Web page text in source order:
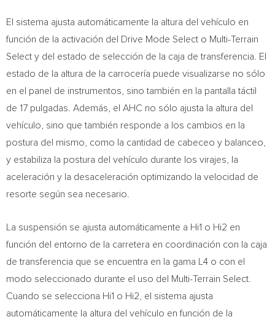
El sistema ajusta automáticamente la altura del vehículo en
función de la activación del Drive Mode Select o Multi-Terrain
Select y del estado de selección de la caja de transferencia. El
estado de la altura de la carrocería puede visualizarse no sólo
en el panel de instrumentos, sino también en la pantalla táctil
de 17 pulgadas. Además, el AHC no sólo ajusta la altura del
vehículo, sino que también responde a los cambios en la
postura del mismo, como la cantidad de cabeceo y balanceo,
y estabiliza la postura del vehículo durante los virajes, la
aceleración y la desaceleración optimizando la velocidad de
resorte según sea necesario.
La suspensión se ajusta automáticamente a Hi1 o Hi2 en
función del entorno de la carretera en coordinación con la caja
de transferencia que se encuentra en la gama L4 o con el
modo seleccionado durante el uso del Multi-Terrain Select.
Cuando se selecciona Hi1 o Hi2, el sistema ajusta
automáticamente la altura del vehículo en función de la